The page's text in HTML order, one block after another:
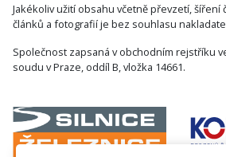
Jakékoliv užití obsahu včetně převzetí,
článků a fotografií je bez souhlasu
Společnost zapsaná v obchodním rejstříku
soudu v Praze, oddíl B, vložka 14661.